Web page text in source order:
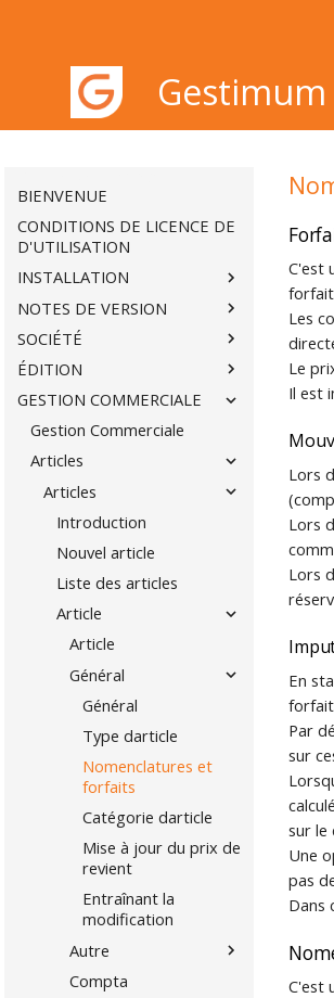
Gestimum
BIENVENUE
CONDITIONS DE LICENCE DE
D'UTILISATION
INSTALLATION
NOTES DE VERSION
SOCIÉTÉ
ÉDITION
GESTION COMMERCIALE
Gestion Commerciale
Articles
Articles
Introduction
Nouvel article
Liste des articles
Article
Article
Général
Général
Type darticle
Nomenclatures et
forfaits
Catégorie darticle
Mise à jour du prix de
revient
Entraînant la
modification
Autre
Compta
C'est
Les
Le
Il est
Lors
Lors
Lors
En
Par
sur
sur le
Une
pas
Dans
C'est